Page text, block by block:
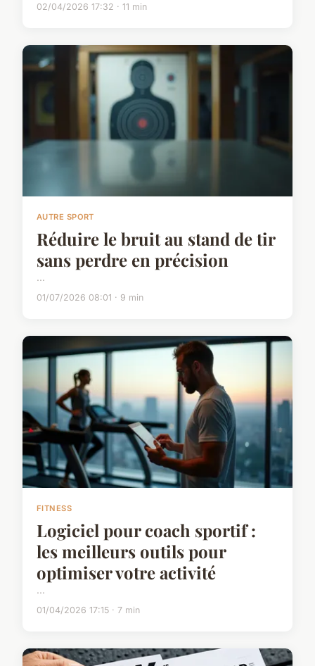
02/04/2026 17:32 · 11 min
AUTRE SPORT
Réduire le bruit au stand de tir
sans perdre en précision
...
01/07/2026 08:01 · 9 min
FITNESS
Logiciel pour coach sportif :
les meilleurs outils pour
optimiser votre activité
...
01/04/2026 17:15 · 7 min